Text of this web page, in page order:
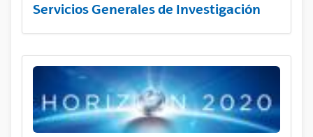
Servicios Generales de Investigación